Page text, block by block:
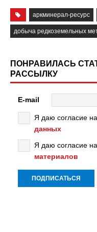
аркминерал-ресурс
добыча редкоземельных
ПОНРАВИЛАСЬ
РАССЫЛКУ
E-mail
Я даю согласие на
данных
Я даю согласие на
материалов